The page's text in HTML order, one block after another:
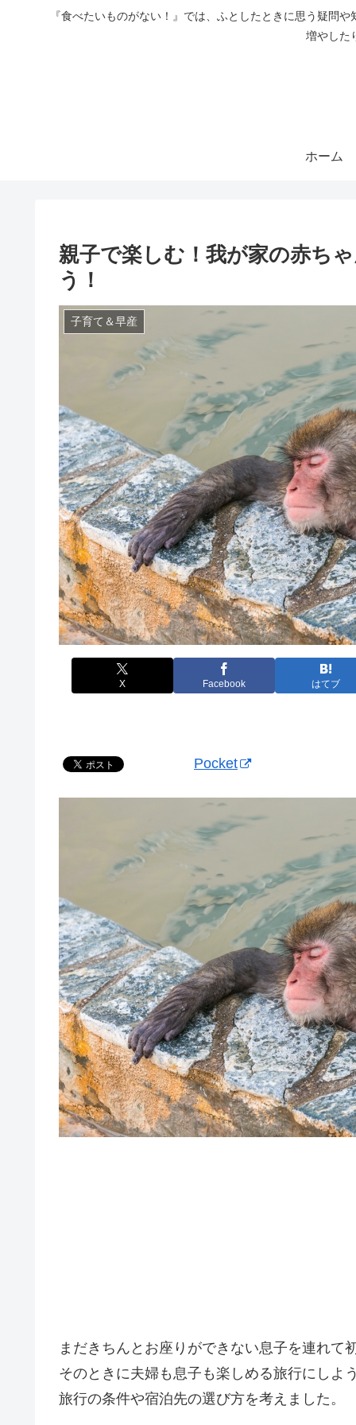
『食べたいものがない！』では、ふとしたときに思う疑問
増やした
ホーム
親子で楽しむ！我が家の赤ち
う！
子育て＆早産
X Facebook はてブ
Pocket
まだきちんとお座りができない息子を連れて
そのときに夫婦も息子も楽しめる旅行にしよ
旅行の条件や宿泊先の選び方を考えました。